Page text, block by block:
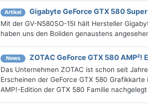
Artikel Gigabyte GeForce GTX 580
Mit der GV-N580SO-15I hält Hersteller
haben uns den Boliden genaustens
News ZOTAC GeForce GTX 580 AMP²!
Das Unternehmen ZOTAC ist schon seit
Erscheinen der GeForce GTX 580
AMP!-Edition der GTX 580 Familie